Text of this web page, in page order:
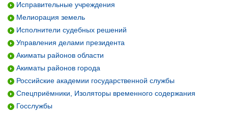
Исправительные учреждения
Мелиорация земель
Исполнители судебных решений
Управления делами президента
Акиматы районов области
Акиматы районов города
Российские академии государственной службы
Спецприёмники, Изоляторы временного содержания
Госслужбы